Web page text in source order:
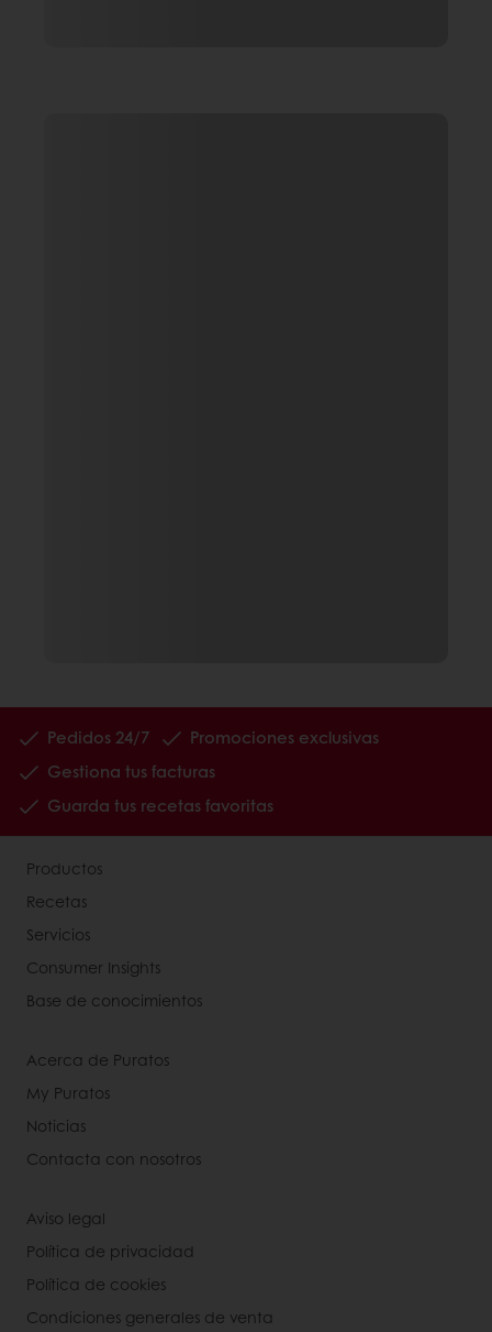
Pedidos 24/7
Promociones exclusivas
Gestiona tus facturas
Guarda tus recetas favoritas
Productos
Recetas
Servicios
Consumer Insights
Base de conocimientos
Acerca de Puratos
My Puratos
Noticias
Contacta con nosotros
Aviso legal
Política de privacidad
Política de cookies
Condiciones generales de venta